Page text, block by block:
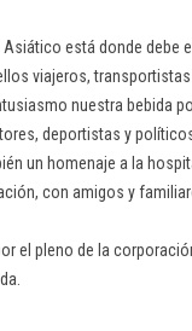
está donde debe
viajeros,
nuestra bebida
deportistas y
un homenaje a la
con amigos y
el pleno de la